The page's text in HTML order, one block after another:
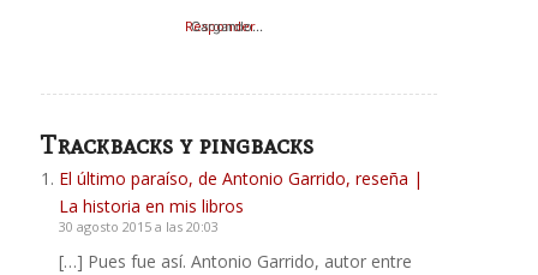
Cargando...
Responder
Trackbacks y pingbacks
El último paraíso, de Antonio Garrido, reseña |
La historia en mis libros
30 agosto 2015 a las 20:03
[…] Pues fue así. Antonio Garrido, autor entre